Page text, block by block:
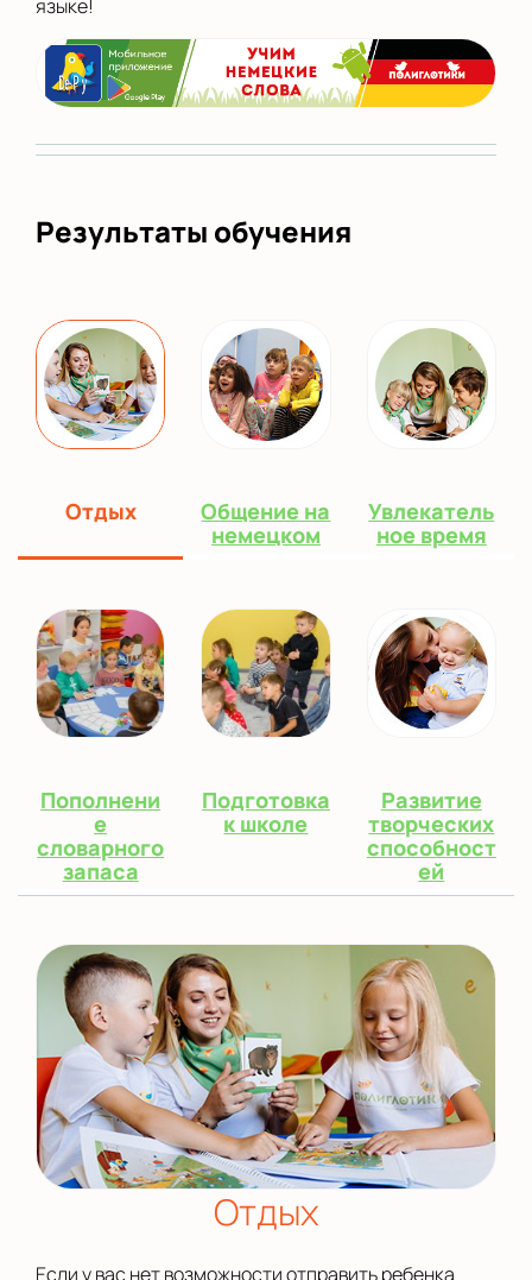
языке!
Результаты обучения
Отдых
Общение на
немецком
Увлекатель
ное время
Пополнени
е
словарного
запаса
Подготовка
к школе
Развитие
творческих
способност
ей
Отдых
Если у вас нет возможности отправить ребенка